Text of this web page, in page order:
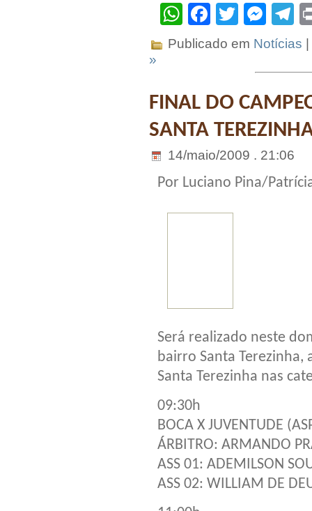
WhatsApp
Facebook
Twitter
Publicado em Notícias
»
FINAL DO
SANTA
14/maio/2009 . 21:06
Por Luciano Pina/
Será realizado neste
bairro Santa
Santa Terezinha nas
09:30h
BOCA X JUVENTUDE
ÁRBITRO: ARMANDO
ASS 01: ADEMILSON
ASS 02: WILLIAM DE